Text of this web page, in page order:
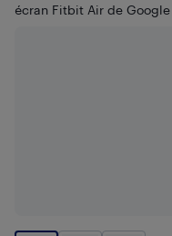
écran Fitbit Air de